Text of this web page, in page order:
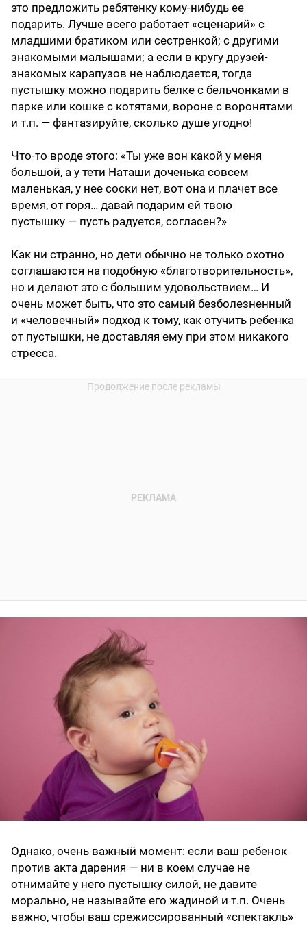
это предложить ребятенку кому-нибудь ее
подарить. Лучше всего работает «сценарий» с
младшими братиком или сестренкой; с другими
знакомыми малышами; а если в кругу друзей-
знакомых карапузов не наблюдается, тогда
пустышку можно подарить белке с бельчонками в
парке или кошке с котятами, вороне с воронятами
и т.п. — фантазируйте, сколько душе угодно!
Что-то вроде этого: «Ты уже вон какой у меня
большой, а у тети Наташи доченька совсем
маленькая, у нее соски нет, вот она и плачет все
время, от горя… давай подарим ей твою
пустышку — пусть радуется, согласен?»
Как ни странно, но дети обычно не только охотно
соглашаются на подобную «благотворительность»,
но и делают это с большим удовольствием… И
очень может быть, что это самый безболезненный
и «человечный» подход к тому, как отучить ребенка
от пустышки, не доставляя ему при этом никакого
стресса.
Однако, очень важный момент: если ваш ребенок
против акта дарения — ни в коем случае не
отнимайте у него пустышку силой, не давите
морально, не называйте его жадиной и т.п. Очень
важно, чтобы ваш срежиссированный «спектакль»